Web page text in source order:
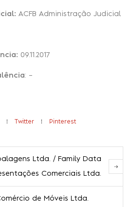
ACFB Administração Judicial
09.11.2017
: –
Twitter Pinterest
Ltda. / Family Data
Comerciais Ltda.
de Móveis Ltda.